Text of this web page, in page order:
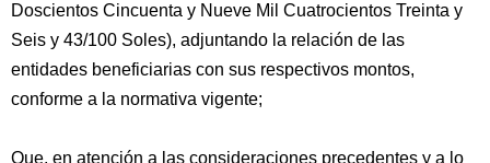
Doscientos Cincuenta y Nueve Mil Cuatrocientos Treinta y
Seis y 43/100 Soles), adjuntando la relación de las
entidades beneficiarias con sus respectivos montos,
conforme a la normativa vigente;
Que, en atención a las consideraciones precedentes y a lo